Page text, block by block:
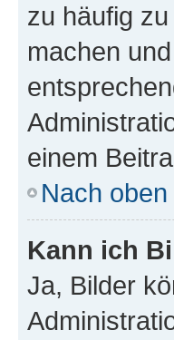
zu häufig
machen
einem
Nach oben
Kann ich
Ja, Bilder